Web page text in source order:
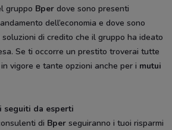
gruppo Bper dove sono presenti
dell’economia e dove sono
di credito che il gruppo ha ideato
Se ti occorre un prestito troverai tutte
vigore e tante opzioni anche per i mutui
seguiti da esperti
di Bper seguiranno i tuoi risparmi